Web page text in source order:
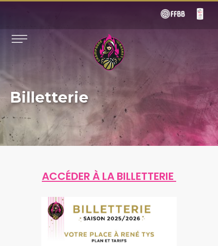
Billetterie
ACCÉDER À LA BILLETTERIE